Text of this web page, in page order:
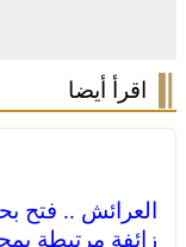
اقرأ أيضا
العرائش .. فتح
زائفة مرتبطة